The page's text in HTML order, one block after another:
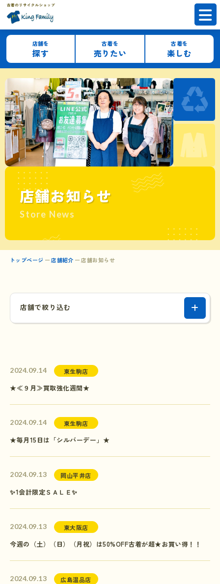
店舗を
探す
古着を
売りたい
古着を
楽しむ
店舗お知らせ
Store News
トップページ 店舗紹介 店舗お知らせ
店舗で絞り込む
2024.09.14 東生駒店
★≪９月≫買取強化週間★
2024.09.14 東生駒店
★毎月15日は「シルバーデー」★
2024.09.13 岡山平井店
✨1会計限定ＳＡＬＥ✨
2024.09.13 東大阪店
今週の（土）（日）（月祝）は50%OFF古着が超★お買い得！！
2024.09.13 広島温品店